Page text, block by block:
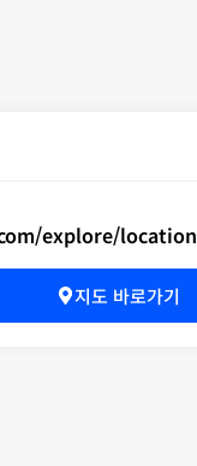
explore/
지도 바로가기